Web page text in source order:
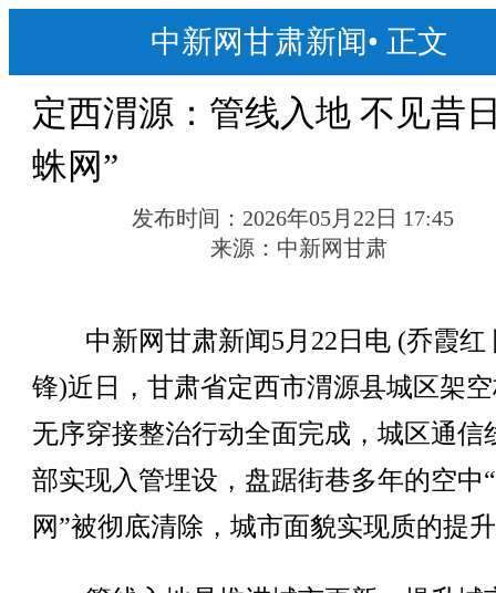
中新网甘肃新闻• 正文
定西渭源：管线入地 不见昔
蛛网”
发布时间： 2026年05月22日 17:45
来源： 中新网甘肃
中新网甘肃新闻5月22日电 (乔霞红
锋)近日，甘肃省定西市渭源县城区架
无序穿接整治行动全面完成，城区通信
部实现入管埋设，盘踞街巷多年的空中
网”被彻底清除，城市面貌实现质的提